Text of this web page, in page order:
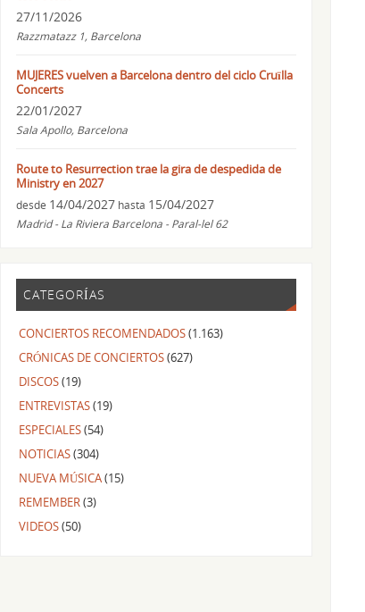
27/11/2026
Razzmatazz 1, Barcelona
MUJERES vuelven a Barcelona dentro del ciclo Cruïlla
Concerts
22/01/2027
Sala Apollo, Barcelona
Route to Resurrection trae la gira de despedida de
Ministry en 2027
desde 14/04/2027 hasta 15/04/2027
Madrid - La Riviera Barcelona - Paral-lel 62
CATEGORÍAS
CONCIERTOS RECOMENDADOS(1.163)
CRÓNICAS DE CONCIERTOS(627)
DISCOS(19)
ENTREVISTAS(19)
ESPECIALES(54)
NOTICIAS(304)
NUEVA MÚSICA(15)
REMEMBER(3)
VIDEOS(50)